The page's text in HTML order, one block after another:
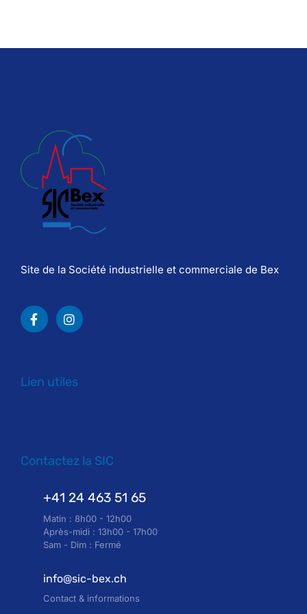
Site de la Société industrielle et commerciale de Bex
Lien utiles
Contactez la SIC
+41 24 463 51 65
Matin : 8h00 - 12h00
Après-midi : 13h00 - 17h00
Sam - Dim : Fermé
info@sic-bex.ch
Contact & informations